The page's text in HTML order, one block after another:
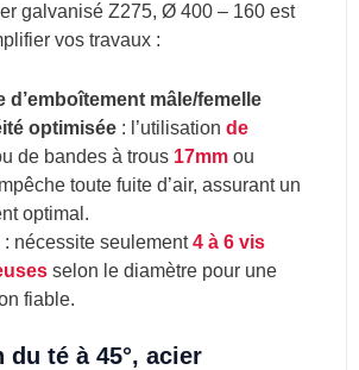
galvanisé Z275, Ø 400 – 160 est
vos travaux :
d’emboîtement mâle/femelle
optimisée: l’utilisation de
de bandes à trous 17mmou
toute fuite d’air, assurant un
optimal.
: nécessite seulement4 à 6 vis
selon le diamètre pour une
fiable.
té à 45°, acier